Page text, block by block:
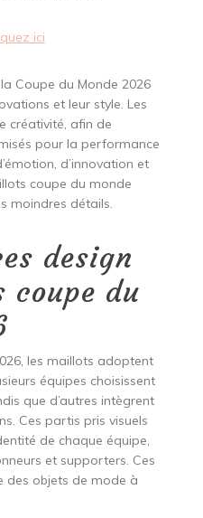
ici
Coupe du Monde 2026
et leur style. Les
créativité, afin de
pour la performance
d’innovation et
coupe du monde
moindres détails.
design
coupe du
les maillots adoptent
équipes choisissent
que d’autres intègrent
Ces partis pris visuels
de chaque équipe,
et supporters. Ces
des objets de mode à